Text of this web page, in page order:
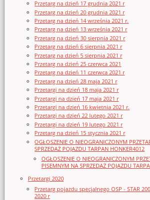
Przetarg na dzień 17 grudnia 2021 r
Przetarg na dzień 20 grudnia 2021 r
Przetarg na dzień 14 września 2021 r.
Przetarg na dzień 13 września 2021 r
Przetarg na dzień 30 sierpnia 2021 r
Przetarg na dzień 6 sierpnia 2021 r
Przetarg na dzień 5 sierpnia 2021 r
Przetarg na dzień 25 czerwca 2021
Przetarg na dzień 11 czerwca 2021 r
Przetarg na dzień 28 maja 2021 r
Przetargi na dzień 18 maja 2021 r
Przetargi na dzień 17 maja 2021 r
Przetargi na dzień 16 kwietnia 2021 r.
Przetargi na dzień 22 lutego 2021 r
Przetargi na dzień 19 lutego 2021 r
Przetarg na dzień 15 stycznia 2021 r
OGŁOSZENIE O NIEOGRANICZONYM
SPRZEDAŻ POJAZDU TARPAN HONKER4012
OGŁOSZENIE O NIEOGRANICZONYM
PISEMNYM NA SPRZEDAŻ POJAZDU
Przetargi 2020
Przetarg pojazdu specjalnego OSP - STAR
2020 r